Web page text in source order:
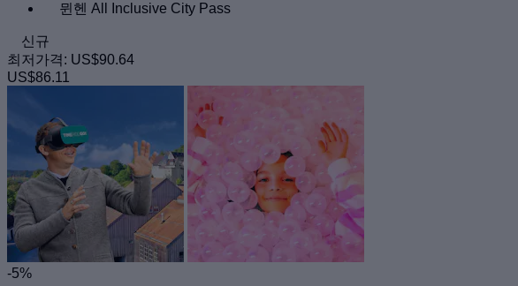
뮌헨 All Inclusive City Pass
신규
최저가격: US$90.64
US$86.11
-5%